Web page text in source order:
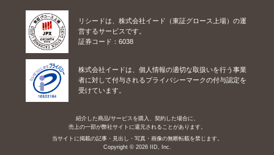
リシードは、株式会社イード（東証グロース上場）の運
営するサービスです。
証券コード：6038
株式会社イードは、個人情報の適切な取扱いを行う事業
者に対して付与されるプライバシーマークの付与認定を
受けています。
紹介した商品/サービスを購入、契約した場合に、
売上の一部が弊社サイトに還元されることがあります。
当サイトに掲載の記事・見出し・写真・画像の無断転載を禁じます。
Copyright © 2026 IID, Inc.